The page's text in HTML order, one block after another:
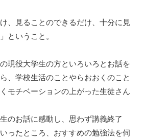
、見ることのできるだけ、十分に見
ということ。
現役大学生の方といろいろとお話を
、学校生活のことやらおおくのこと
モチベーションの上がった生徒さん
のお話に感動し、思わず講義終了
ったところ、おすすめの勉強法を伺